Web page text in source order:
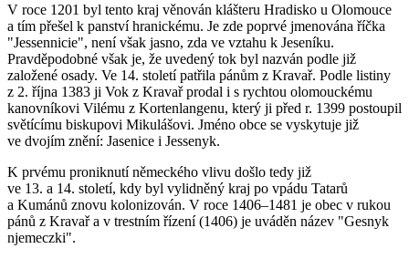
V roce 1201 byl tento kraj věnován klášteru Hradisko u Olomouce
a tím přešel k panství hranickému. Je zde poprvé jmenována říčka
"Jessennicie", není však jasno, zda ve vztahu k Jeseníku.
Pravděpodobné však je, že uvedený tok byl nazván podle již
založené osady. Ve 14. století patřila pánům z Kravař. Podle listiny
z 2. října 1383 ji Vok z Kravař prodal i s rychtou olomouckému
kanovníkovi Vilému z Kortenlangenu, který ji před r. 1399 postoupil
světícímu biskupovi Mikulášovi. Jméno obce se vyskytuje již
ve dvojím znění: Jasenice i Jessenyk.
K prvému proniknutí německého vlivu došlo tedy již
ve 13. a 14. století, kdy byl vylidněný kraj po vpádu Tatarů
a Kumánů znovu kolonizován. V roce 1406–1481 je obec v rukou
pánů z Kravař a v trestním řízení (1406) je uváděn název "Gesnyk
njemeczki".